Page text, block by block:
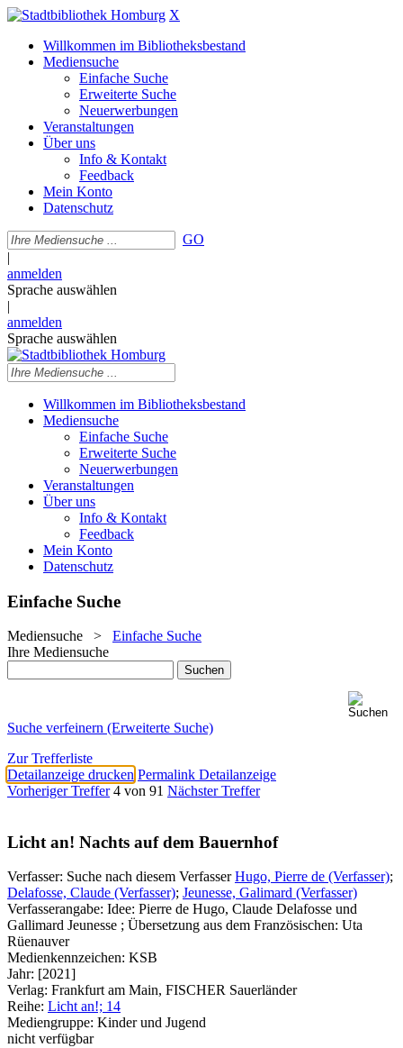
X
Willkommen im Bibliotheksbestand
Mediensuche
Einfache Suche
Erweiterte Suche
Neuerwerbungen
Veranstaltungen
Über uns
Info & Kontakt
Feedback
Mein Konto
Datenschutz
GO
|
anmelden
Sprache auswählen
|
anmelden
Sprache auswählen
Willkommen im Bibliotheksbestand
Mediensuche
Einfache Suche
Erweiterte Suche
Neuerwerbungen
Veranstaltungen
Über uns
Info & Kontakt
Feedback
Mein Konto
Datenschutz
Einfache Suche
Mediensuche > Einfache Suche
Ihre Mediensuche
Suche verfeinern (Erweiterte Suche)
Zur Trefferliste
Detailanzeige drucken Permalink Detailanzeige
Vorheriger Treffer 4 von 91 Nächster Treffer
Licht an! Nachts auf dem Bauernhof
Verfasser: Suche nach diesem Verfasser Hugo, Pierre de (Verfasser);
Delafosse, Claude (Verfasser); Jeunesse, Galimard (Verfasser)
Verfasserangabe: Idee: Pierre de Hugo, Claude Delafosse und
Gallimard Jeunesse ; Übersetzung aus dem Französischen: Uta
Rüenauver
Medienkennzeichen: KSB
Jahr: [2021]
Verlag: Frankfurt am Main, FISCHER Sauerländer
Reihe: Licht an!; 14
Mediengruppe: Kinder und Jugend
nicht verfügbar